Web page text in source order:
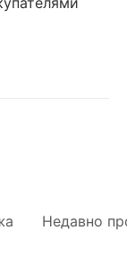
Недавно